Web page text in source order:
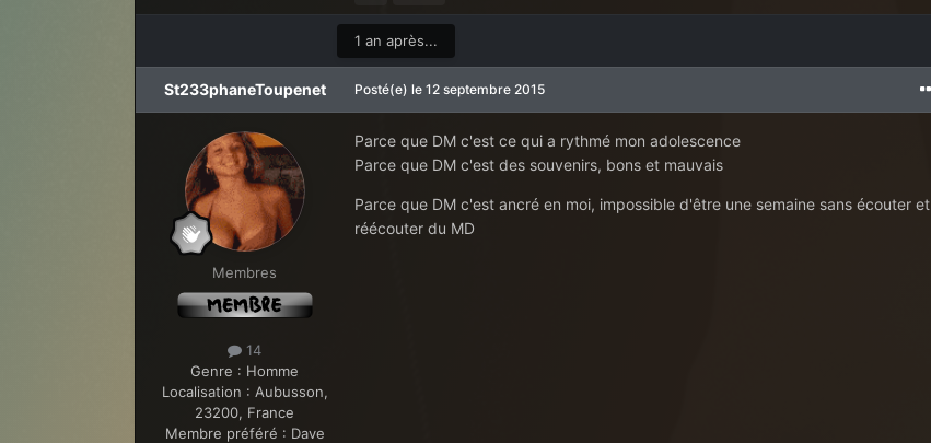
1 an après...
St233phaneToupenet
Membres
14
Genre : Homme
Localisation : Aubusson,
23200, France
Membre préféré : Dave
Posté(e) le 12 septembre 2015
Parce que DM c'est ce qui a rythmé mon adolescence
Parce que DM c'est des souvenirs, bons et mauvais
Parce que DM c'est ancré en moi, impossible d'être une semaine sans écouter et
réécouter du MD